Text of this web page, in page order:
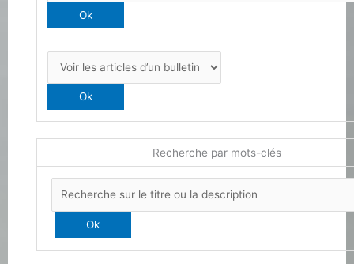
Recherche par mots-clés